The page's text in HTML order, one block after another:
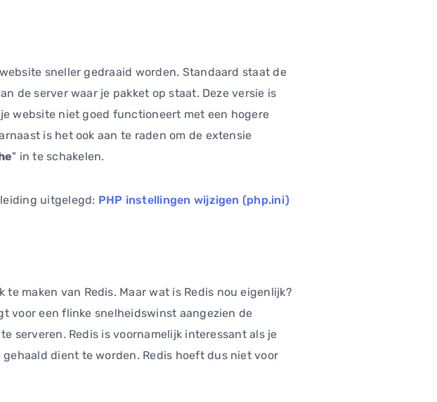
sneller gedraaid worden. Standaard staat de
de server waar je pakket op staat. Deze versie is
website niet goed functioneert met een hogere
is het ook aan te raden om de extensie
" in te schakelen.
uitgelegd: PHP instellingen wijzigen (php.ini)
maken van Redis. Maar wat is Redis nou eigenlijk?
voor een flinke snelheidswinst aangezien de
serveren. Redis is voornamelijk interessant als je
dient te worden. Redis hoeft dus niet voor